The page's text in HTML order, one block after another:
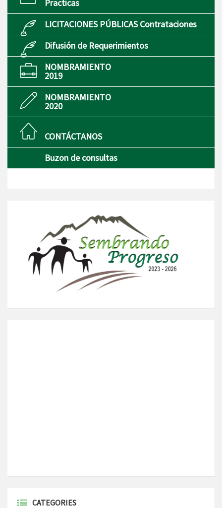
Practicas
LICITACIONES PÚBLICAS Contrataciones
Difusión de Requerimientos
NOMBRAMIENTO
2019
NOMBRAMIENTO
2020
CONTÁCTANOS
Buzon de consultas
CATEGORIES